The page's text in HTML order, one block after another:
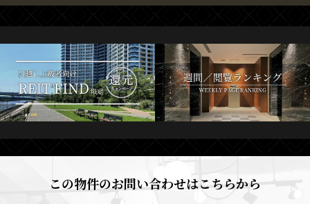
この物件のお問い合わせはこちらから